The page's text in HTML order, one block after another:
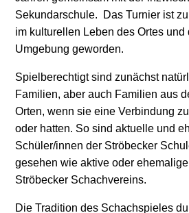
Sekundarschule. Das Turnier ist
im kulturellen Leben des Ortes und
Umgebung geworden.
Spielberechtigtsind zunächst
Familien, aber auch Familien aus
Orten, wenn sie eine Verbindung
oder hatten. So sind aktuelle und
Schüler/innen der Ströbecker
gesehen wie aktive oder
Ströbecker Schachvereins.
Die Tradition des Schachspieles